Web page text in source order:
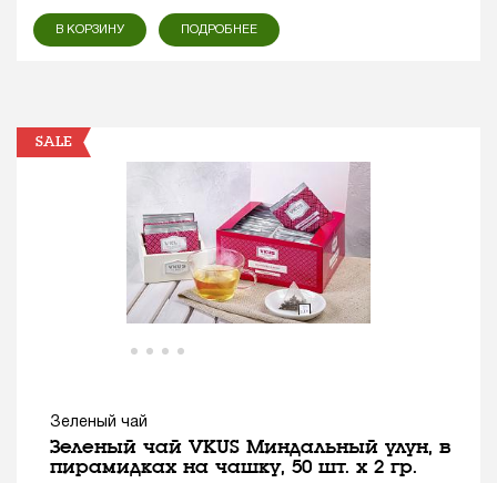
В КОРЗИНУ ПОДРОБНЕЕ
Зеленый чай
Зеленый чай VKUS Миндальный улун, в
пирамидках на чашку, 50 шт. х 2 гр.
SALE